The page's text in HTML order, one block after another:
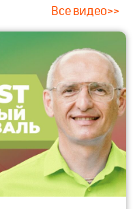
Все видео>>